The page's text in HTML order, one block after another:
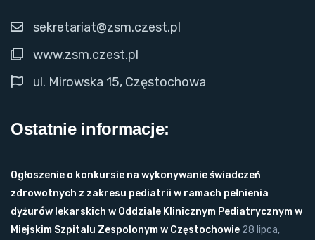
sekretariat@zsm.czest.pl
www.zsm.czest.pl
ul. Mirowska 15, Częstochowa
Ostatnie informacje:
Ogłoszenie o konkursie na wykonywanie świadczeń
zdrowotnych z zakresu pediatrii w ramach pełnienia
dyżurów lekarskich w Oddziale Klinicznym Pediatrycznym w
Miejskim Szpitalu Zespolonym w Częstochowie 28 lipca,